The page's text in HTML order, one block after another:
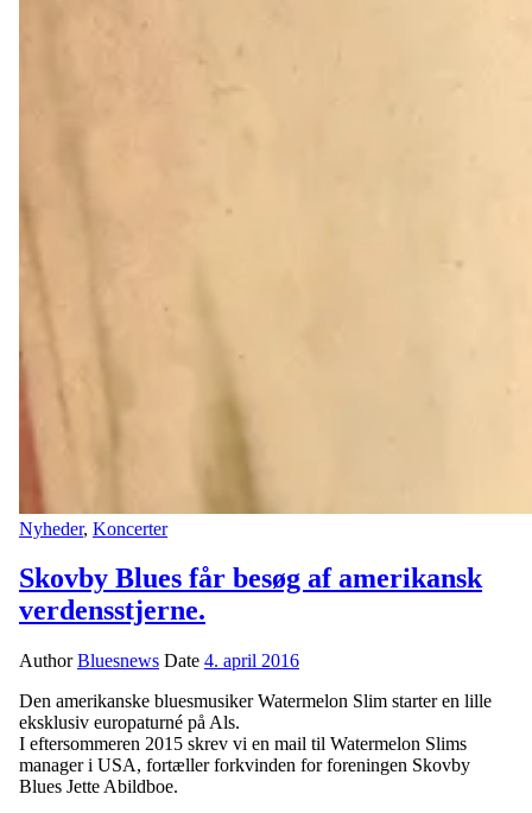
Nyheder, Koncerter
Skovby Blues får besøg af amerikansk
verdensstjerne.
AuthorBluesnews Date 4. april 2016
Den amerikanske bluesmusiker Watermelon Slim starter en lille
eksklusiv europaturné på Als.
I eftersommeren 2015 skrev vi en mail til Watermelon Slims
manager i USA, fortæller forkvinden for foreningen Skovby
Blues Jette Abildboe.